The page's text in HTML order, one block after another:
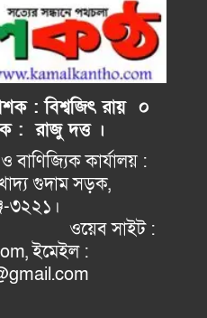
: বিশ্বজিৎ রায় ০
: রাজু দত্ত ।
কার্যালয় :
গুদাম সড়ক,
৩২২১।
:
ইমেইল :